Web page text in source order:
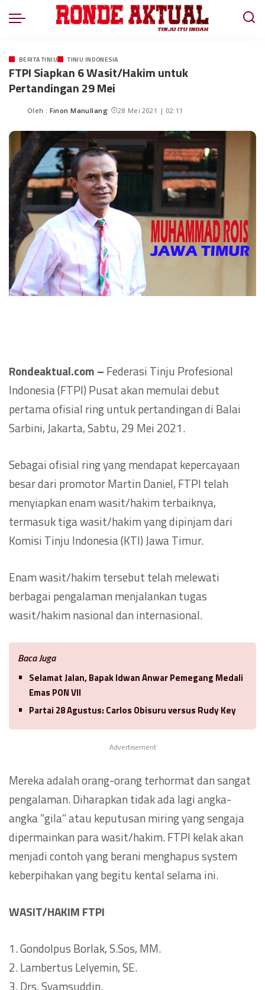
BERITA TINJU TINJU INDONESIA
FTPI Siapkan 6 Wasit/Hakim untuk
Pertandingan 29 Mei
Oleh : Finon Manullang 28 Mei 2021 | 02:11
Rondeaktual.com – Federasi Tinju Profesional
Indonesia (FTPI) Pusat akan memulai debut
pertama ofisial ring untuk pertandingan di Balai
Sarbini, Jakarta, Sabtu, 29 Mei 2021.
Sebagai ofisial ring yang mendapat kepercayaan
besar dari promotor Martin Daniel, FTPI telah
menyiapkan enam wasit/hakim terbaiknya,
termasuk tiga wasit/hakim yang dipinjam dari
Komisi Tinju Indonesia (KTI) Jawa Timur.
Enam wasit/hakim tersebut telah melewati
berbagai pengalaman menjalankan tugas
wasit/hakim nasional dan internasional.
Baca Juga
Selamat Jalan, Bapak Idwan Anwar Pemegang Medali
Emas PON VII
Partai 28 Agustus: Carlos Obisuru versus Rudy Key
Advertisement
Mereka adalah orang-orang terhormat dan sangat
pengalaman. Diharapkan tidak ada lagi angka-
angka ”gila” atau keputusan miring yang sengaja
dipermainkan para wasit/hakim. FTPI kelak akan
menjadi contoh yang berani menghapus system
keberpihakan yang begitu kental selama ini.
WASIT/HAKIM FTPI
1. Gondolpus Borlak, S.Sos, MM.
2. Lambertus Lelyemin, SE.
3. Drs. Syamsuddin.